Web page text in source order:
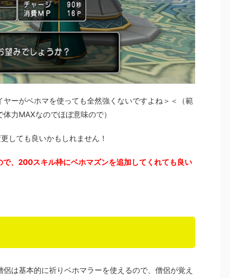
ーがベホマを使っても全然強くないですよね＞＜（範
力MAXなのでほぼ意味ので）
しても良いかもしれません！
、200スキル枠にベホマズンを追加してくれても良い
は基本的に祈りベホマラーを使えるので、僧侶が覚え